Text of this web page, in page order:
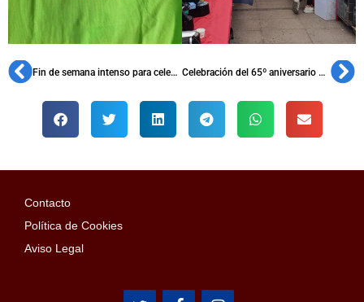
Fin de semana intenso para celebrar el 17º aniversario de la PB Indobarça Jogja Celebración del 65º aniversario de la PB Vilafranca con un centenar de peñistas
Contacto
Política de Cookies
Aviso Legal